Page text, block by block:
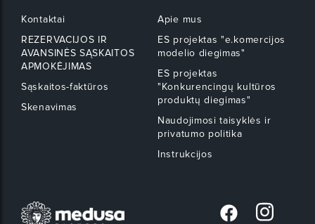
Kontaktai
REZERVACIJOS IR
AVANSINĖS SĄSKAITOS
APMOKĖJIMAS
Sąskaitos-faktūros
Skenavimas
Apie mus
ES projektas "e.komercijos
modelio diegimas"
ES projektas
"Konkurencingų kultūros
produktų diegimas"
Naudojimosi taisyklės ir
privatumo politika
Instrukcijos